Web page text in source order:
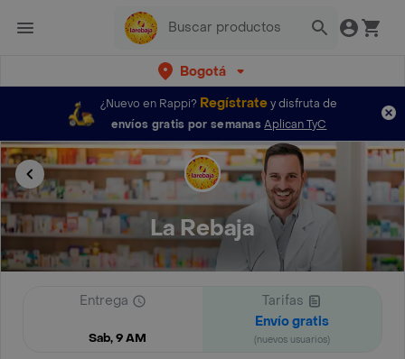
Bogotá
¿Nuevo en Rappi? Regístratey disfruta de
envíos gratis por semanas Aplican TyC
La Rebaja
Entrega
Sab, 9 AM
Tarifas
Envío gratis
(nuevos usuarios)